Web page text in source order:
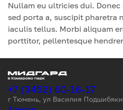
Nullam eu ultricies dui.
sed porta a, suscipit pharetra
iaculis tellus. Morbi aliquam
porttitor, pellentesque
+7 (3452) 60-16-17
г Тюмень, ул Василия